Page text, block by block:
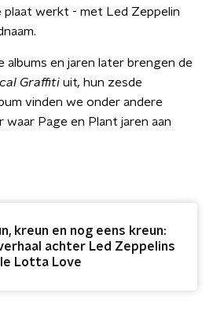
plaat werkt - met Led Zeppelin
albums en jaren later brengen de
Graffiti uit, hun zesde
vinden we onder andere
waar Page en Plant jaren aan
kreun en nog eens kreun:
achter Led Zeppelins
Lotta Love